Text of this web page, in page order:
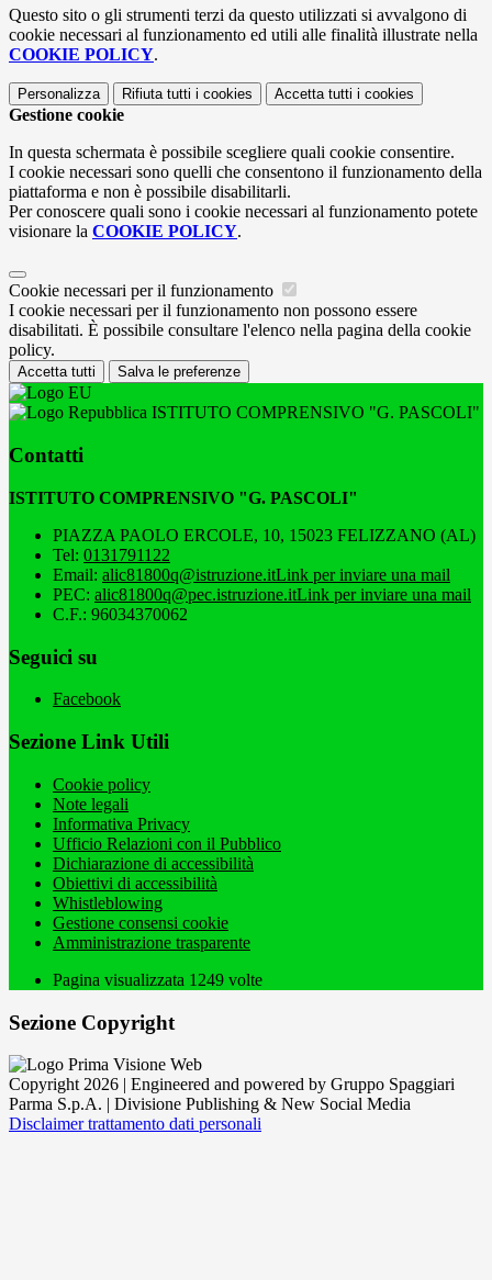
Questo sito o gli strumenti terzi da questo utilizzati si avvalgono di
cookie necessari al funzionamento ed utili alle finalità illustrate nella
COOKIE POLICY.
Personalizza Rifiuta tutti i cookies Accetta tutti i cookies
Gestione cookie
In questa schermata è possibile scegliere quali cookie consentire.
I cookie necessari sono quelli che consentono il funzionamento della
piattaforma e non è possibile disabilitarli.
Per conoscere quali sono i cookie necessari al funzionamento potete
visionare la COOKIE POLICY.
Cookie necessari per il funzionamento
I cookie necessari per il funzionamento non possono essere
disabilitati. È possibile consultare l'elenco nella pagina della cookie
policy.
Accetta tutti Salva le preferenze
ISTITUTO COMPRENSIVO "G. PASCOLI"
Contatti
ISTITUTO COMPRENSIVO "G. PASCOLI"
PIAZZA PAOLO ERCOLE, 10, 15023 FELIZZANO (AL)
Tel: 0131791122
Email: alic81800q@istruzione.itLink per inviare una mail
PEC: alic81800q@pec.istruzione.itLink per inviare una mail
C.F.: 96034370062
Seguici su
Facebook
Sezione Link Utili
Cookie policy
Note legali
Informativa Privacy
Ufficio Relazioni con il Pubblico
Dichiarazione di accessibilità
Obiettivi di accessibilità
Whistleblowing
Gestione consensi cookie
Amministrazione trasparente
Pagina visualizzata 1249 volte
Sezione Copyright
Copyright 2026 | Engineered and powered by Gruppo Spaggiari
Parma S.p.A. | Divisione Publishing & New Social Media
Disclaimer trattamento dati personali